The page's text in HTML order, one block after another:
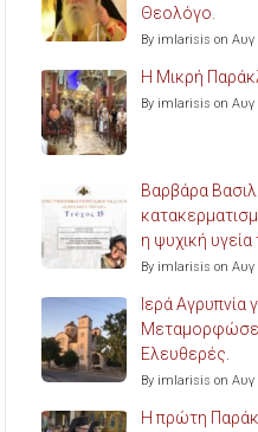
Θεολόγο.
By imlarisis on Αυγ
Η Μικρή
By imlarisis on Αυγ
Βαρβάρα
η ψυχική
By imlarisis on Αυγ
Ιερά Αγρυπνία
Ελευθερές.
By imlarisis on Αυγ
Η πρώτη